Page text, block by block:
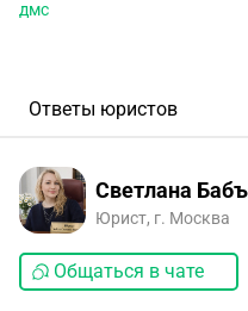
дмс
Ответы юристов
Светлана
Юрист, г. Москва
Общаться в чате